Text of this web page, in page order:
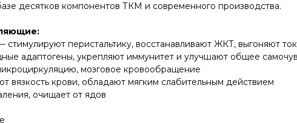
десятков компонентов ТКМ и современного производства.
стимулируют перистальтику, восстанавливают ЖКТ, выгоняют
адаптогены, укрепляют иммунитет и улучшают общее
мозговое кровообращение
вязкость крови, обладают мягким слабительным действием
очищает от ядов